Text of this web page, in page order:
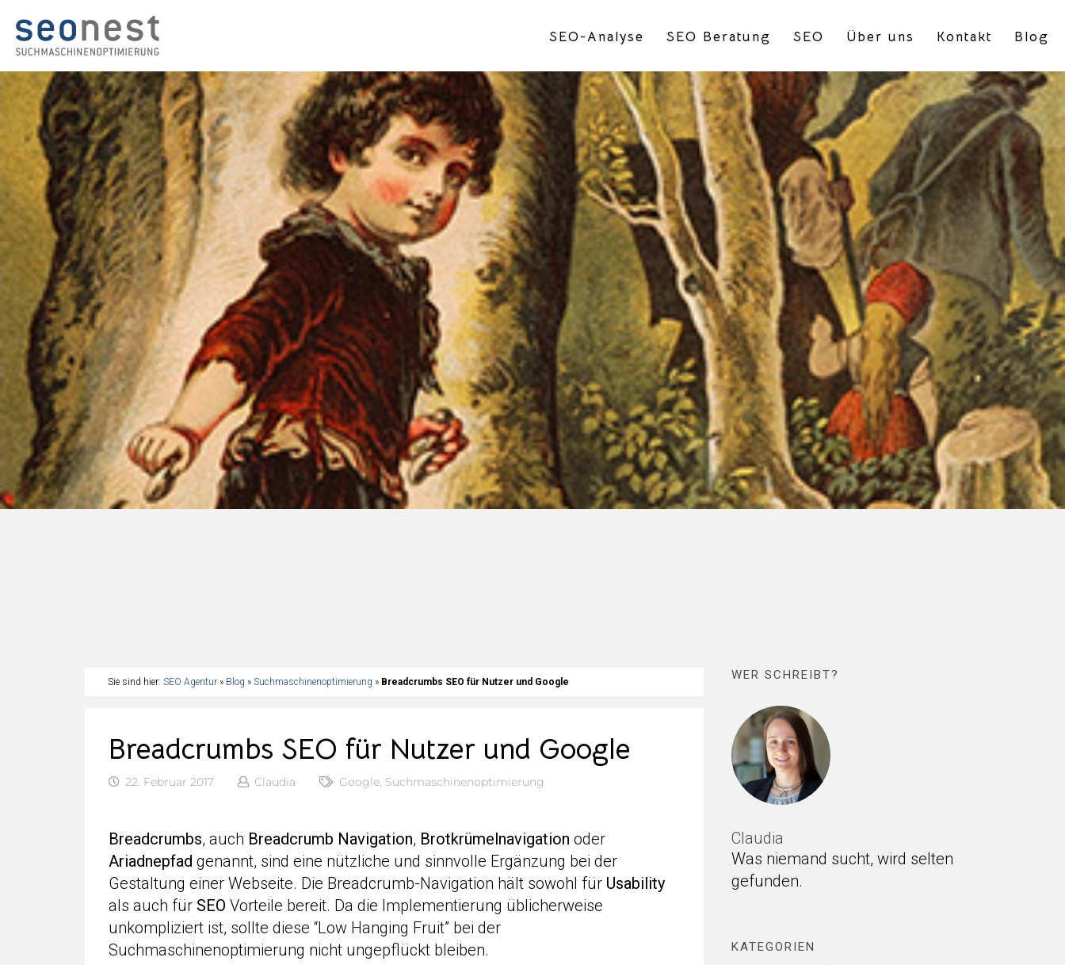
SEO-Analyse SEO Beratung SEO Über uns Kontakt Blog
Sie sind hier: SEO Agentur » Blog » Suchmaschinenoptimierung » Breadcrumbs SEO für Nutzer und Google
Breadcrumbs SEO für Nutzer und Google
22. Februar 2017 Claudia Google, Suchmaschinenoptimierung
Breadcrumbs, auch Breadcrumb Navigation, Brotkrümelnavigation oder
Ariadnepfad genannt, sind eine nützliche und sinnvolle Ergänzung bei der
Gestaltung einer Webseite. Die Breadcrumb-Navigation hält sowohl für Usability
als auch für SEO Vorteile bereit. Da die Implementierung üblicherweise
unkompliziert ist, sollte diese “Low Hanging Fruit” bei der
Suchmaschinenoptimierung nicht ungepflückt bleiben.
WER SCHREIBT?
Claudia
Was niemand sucht, wird selten
gefunden.
KATEGORIEN